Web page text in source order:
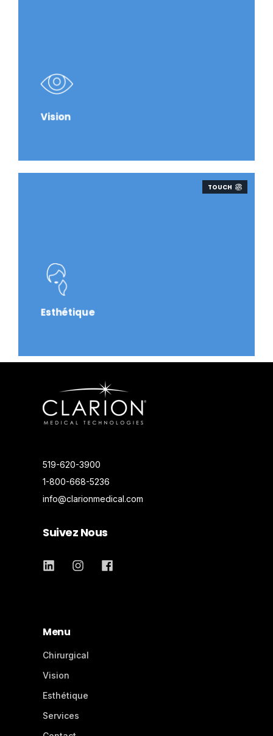
Vision
TOUCH
Esthétique
519-620-3900
1-800-668-5236
info@clarionmedical.com
Suivez Nous
Menu
Chirurgical
Vision
Esthétique
Services